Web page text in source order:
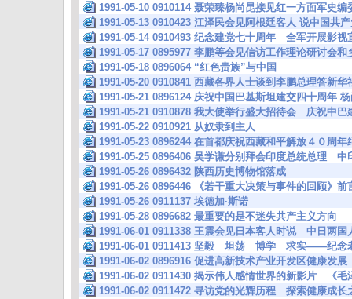
1991-05-10 0910114 聂荣臻杨尚昆接见红一方面军史
1991-05-13 0910423 江泽民会见阿根廷客人 说中国共
1991-05-14 0910493 纪念建党七十周年 全军开展影视
1991-05-17 0895977 李鹏等会见信访工作理论研讨会
1991-05-18 0896064 “红色贵族”与中国
1991-05-20 0910841 西藏各界人士谈到李鹏总理答新
1991-05-21 0896124 庆祝中国巴基斯坦建交四十周年
1991-05-21 0910878 我大使举行盛大招待会 庆祝中巴
1991-05-22 0910921 从奴隶到主人
1991-05-23 0896244 在首都庆祝西藏和平解放４０周年
1991-05-25 0896406 吴学谦分别拜会印度总统总理 中
1991-05-26 0896432 陕西历史博物馆落成
1991-05-26 0896446 《若干重大决策与事件的回顾》前
1991-05-26 0911137 埃德加·斯诺
1991-05-28 0896682 最重要的是不迷失共产主义方向
1991-06-01 0911338 王震会见日本客人时说 中日两国
1991-06-01 0911413 坚毅 坦荡 博学 求实——纪念
1991-06-02 0896916 促进高新技术产业开发区健康发展
1991-06-02 0911430 揭示伟人感情世界的新影片 《毛
1991-06-02 0911472 寻访党的光辉历程 探索健康成